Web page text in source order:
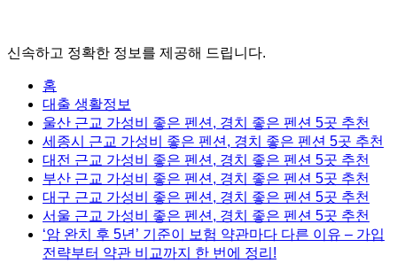
신속하고 정확한 정보를 제공해 드립니다.
홈
대출 생활정보
울산 근교 가성비 좋은 펜션, 경치 좋은 펜션 5곳 추천
세종시 근교 가성비 좋은 펜션, 경치 좋은 펜션 5곳 추천
대전 근교 가성비 좋은 펜션, 경치 좋은 펜션 5곳 추천
부산 근교 가성비 좋은 펜션, 경치 좋은 펜션 5곳 추천
대구 근교 가성비 좋은 펜션, 경치 좋은 펜션 5곳 추천
서울 근교 가성비 좋은 펜션, 경치 좋은 펜션 5곳 추천
‘암 완치 후 5년’ 기준이 보험 약관마다 다른 이유 – 가입
전략부터 약관 비교까지 한 번에 정리!